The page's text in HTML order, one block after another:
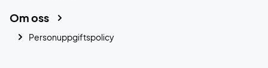
Om oss
Personuppgiftspolicy